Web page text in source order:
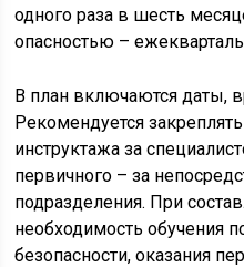
одного раза в шесть
опасностью –
В план включаются даты,
Рекомендуется
инструктажа за
первичного – за
подразделения. При
необходимость обучения
безопасности, оказания